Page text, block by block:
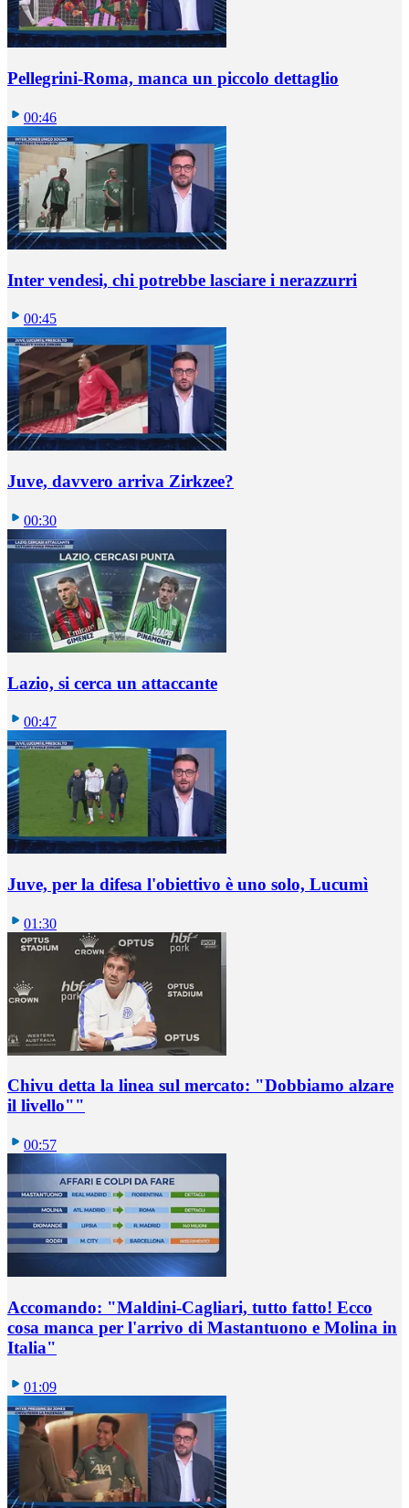
Pellegrini-Roma, manca un piccolo dettaglio
00:46
Inter vendesi, chi potrebbe lasciare i nerazzurri
00:45
Juve, davvero arriva Zirkzee?
00:30
Lazio, si cerca un attaccante
00:47
Juve, per la difesa l'obiettivo è uno solo, Lucumì
01:30
Chivu detta la linea sul mercato: "Dobbiamo alzare
il livello""
00:57
Accomando: "Maldini-Cagliari, tutto fatto! Ecco
cosa manca per l'arrivo di Mastantuono e Molina in
Italia"
01:09